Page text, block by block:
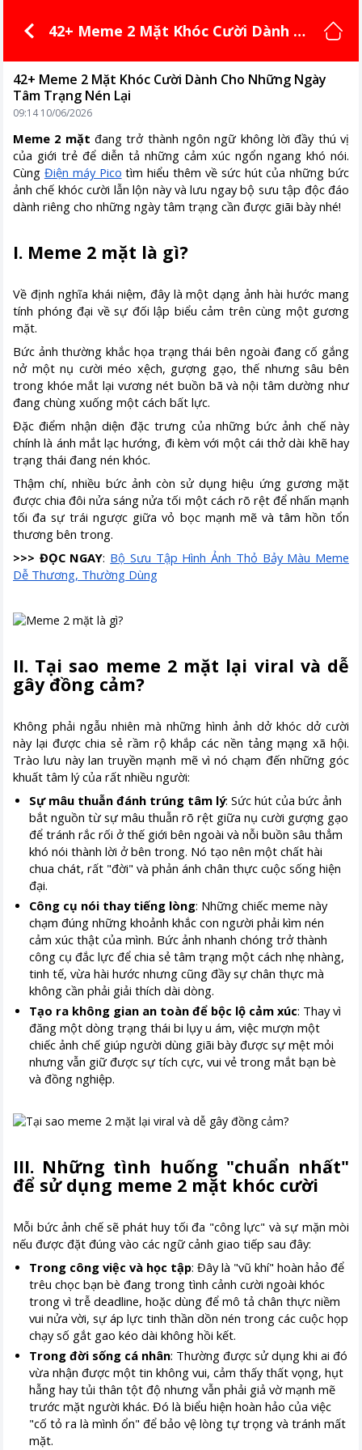
42+ Meme 2 Mặt Khóc Cười Dành Ch
42+ Meme 2 Mặt Khóc Cười Dành Cho Những Ngày
Tâm Trạng Nén Lại
09:14 10/06/2026
Meme 2 mặt đang trở thành ngôn ngữ không lời đầy thú vị
của giới trẻ để diễn tả những cảm xúc ngổn ngang khó nói.
Cùng Điện máy Pico tìm hiểu thêm về sức hút của những bức
ảnh chế khóc cười lẫn lộn này và lưu ngay bộ sưu tập độc đáo
dành riêng cho những ngày tâm trạng cần được giãi bày nhé!
I. Meme 2 mặt là gì?
Về định nghĩa khái niệm, đây là một dạng ảnh hài hước mang
tính phóng đại về sự đối lập biểu cảm trên cùng một gương
mặt.
Bức ảnh thường khắc họa trạng thái bên ngoài đang cố gắng
nở một nụ cười méo xệch, gượng gạo, thế nhưng sâu bên
trong khóe mắt lại vương nét buồn bã và nội tâm dường như
đang chùng xuống một cách bất lực.
Đặc điểm nhận diện đặc trưng của những bức ảnh chế này
chính là ánh mắt lạc hướng, đi kèm với một cái thở dài khẽ hay
trạng thái đang nén khóc.
Thậm chí, nhiều bức ảnh còn sử dụng hiệu ứng gương mặt
được chia đôi nửa sáng nửa tối một cách rõ rệt để nhấn mạnh
tối đa sự trái ngược giữa vỏ bọc mạnh mẽ và tâm hồn tổn
thương bên trong.
>>> ĐỌC NGAY: Bộ Sưu Tập Hình Ảnh Thỏ Bảy Màu Meme
Dễ Thương, Thường Dùng
II. Tại sao meme 2 mặt lại viral và dễ
gây đồng cảm?
Không phải ngẫu nhiên mà những hình ảnh dở khóc dở cười
này lại được chia sẻ rầm rộ khắp các nền tảng mạng xã hội.
Trào lưu này lan truyền mạnh mẽ vì nó chạm đến những góc
khuất tâm lý của rất nhiều người:
Sự mâu thuẫn đánh trúng tâm lý: Sức hút của bức ảnh
bắt nguồn từ sự mâu thuẫn rõ rệt giữa nụ cười gượng gạo
để tránh rắc rối ở thế giới bên ngoài và nỗi buồn sâu thẳm
khó nói thành lời ở bên trong. Nó tạo nên một chất hài
chua chát, rất "đời" và phản ánh chân thực cuộc sống hiện
đại.
Công cụ nói thay tiếng lòng: Những chiếc meme này
chạm đúng những khoảnh khắc con người phải kìm nén
cảm xúc thật của mình. Bức ảnh nhanh chóng trở thành
công cụ đắc lực để chia sẻ tâm trạng một cách nhẹ nhàng,
tinh tế, vừa hài hước nhưng cũng đầy sự chân thực mà
không cần phải giải thích dài dòng.
Tạo ra không gian an toàn để bộc lộ cảm xúc: Thay vì
đăng một dòng trạng thái bi lụy u ám, việc mượn một
chiếc ảnh chế giúp người dùng giãi bày được sự mệt mỏi
nhưng vẫn giữ được sự tích cực, vui vẻ trong mắt bạn bè
và đồng nghiệp.
III. Những tình huống "chuẩn nhất"
để sử dụng meme 2 mặt khóc cười
Mỗi bức ảnh chế sẽ phát huy tối đa "công lực" và sự mặn mòi
nếu được đặt đúng vào các ngữ cảnh giao tiếp sau đây:
Trong công việc và học tập: Đây là "vũ khí" hoàn hảo để
trêu chọc bạn bè đang trong tình cảnh cười ngoài khóc
trong vì trễ deadline, hoặc dùng để mô tả chân thực niềm
vui nửa vời, sự áp lực tinh thần dồn nén trong các cuộc họp
chạy số gắt gao kéo dài không hồi kết.
Trong đời sống cá nhân: Thường được sử dụng khi ai đó
vừa nhận được một tin không vui, cảm thấy thất vọng, hụt
hẫng hay tủi thân tột độ nhưng vẫn phải giả vờ mạnh mẽ
trước mặt người khác. Đó là biểu hiện hoàn hảo của việc
"cố tỏ ra là mình ổn" để bảo vệ lòng tự trọng và tránh mất
mặt.